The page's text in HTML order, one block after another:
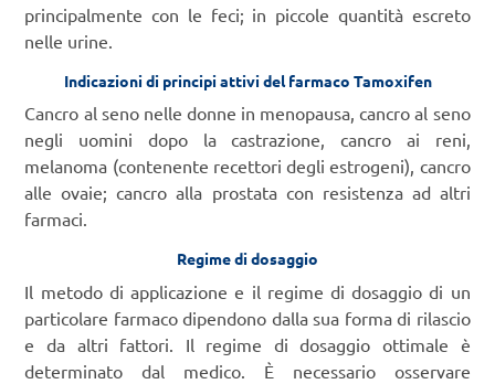
principalmente con le feci; in piccole quantità escreto
nelle urine.
Indicazioni di principi attivi del farmaco Tamoxifen
Cancro al seno nelle donne in menopausa, cancro al seno
negli uomini dopo la castrazione, cancro ai reni,
melanoma (contenente recettori degli estrogeni), cancro
alle ovaie; cancro alla prostata con resistenza ad altri
farmaci.
Regime di dosaggio
Il metodo di applicazione e il regime di dosaggio di un
particolare farmaco dipendono dalla sua forma di rilascio
e da altri fattori. Il regime di dosaggio ottimale è
determinato dal medico. È necessario osservare